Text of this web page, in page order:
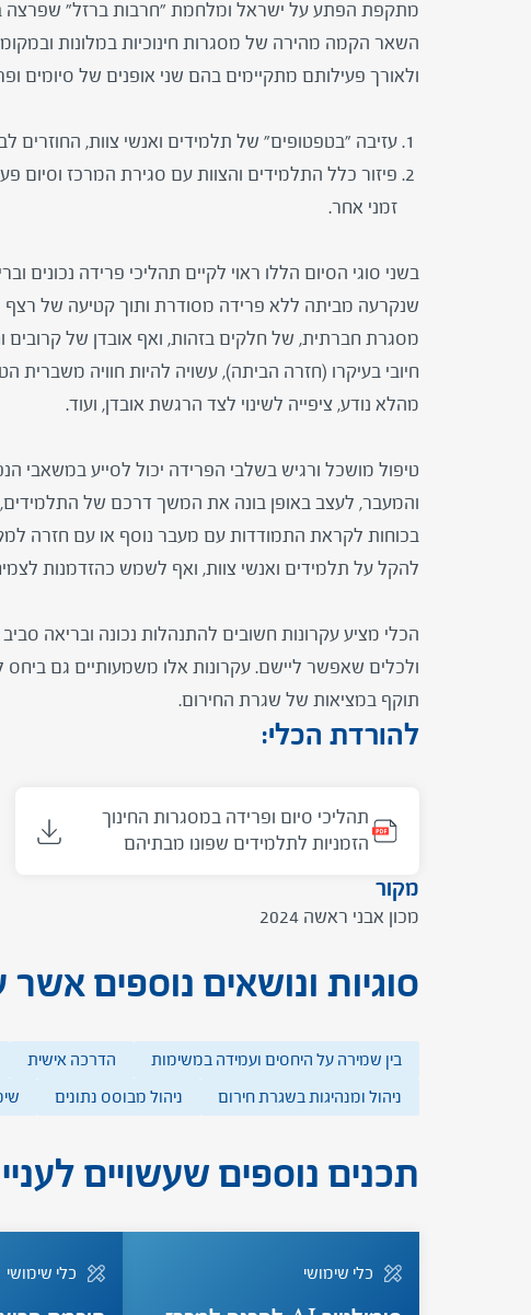
מתקפת הפתע על ישראל ומלחמת "חרבות ברזל" שפרצה
השאר הקמה מהירה של מסגרות חינוכיות במלונות
ולאורך פעילותם מתקיימים בהם שני אופנים של סיומים
עזיבה "בטפטופים" של תלמידים ואנשי צוות, החוזרים
פיזור כלל התלמידים והצוות עם סגירת המרכז וסיום
זמני אחר.
בשני סוגי הסיום הללו ראוי לקיים תהליכי פרידה נכונים
שנקרעה מביתה ללא פרידה מסודרת ותוך קטיעה של רצף
מסגרת חברתית, של חלקים בזהות, ואף אובדן של
חיובי בעיקרו (חזרה הביתה), עשויה להיות חוויה
מהלא נודע, ציפייה לשינוי לצד הרגשת אובדן, ועוד.
טיפול מושכל ורגיש בשלבי הפרידה יכול לסייע במשאבי
והמעבר, לעצב באופן בונה את המשך דרכם של
בכוחות לקראת התמודדות עם מעבר נוסף או עם חזרה
להקל על תלמידים ואנשי צוות, ואף לשמש כהזדמנות
הכלי מציע עקרונות חשובים להתנהלות נכונה ובריאה
ולכלים שאפשר ליישם. עקרונות אלו משמעותיים גם
תוקף במציאות של שגרת החירום.
להורדת הכלי:
תהליכי סיום ופרידה במסגרות החינוך
הזמניות לתלמידים שפונו מבתיהם
מקור
מכון אבני ראשה 2024
סוגיות ונושאים נוספים אשר
בין שמירה על היחסים ועמידה במשימות הדרכה אישית
ניהול ומנהיגות בשגרת חירום
ניהול מבוסס נתונים
תכנים נוספים שעשויים
כלי שימושי כלי שימושי